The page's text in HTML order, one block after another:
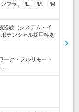
フラ、PL、PM、PM
経験（システム・イ
テンシャル採用枠あ
ク・フルリモート